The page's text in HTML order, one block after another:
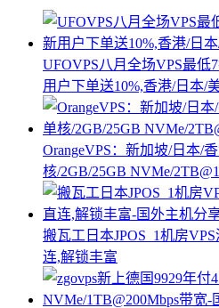
UFOVPS八月全场VPS最低
用户下单送10%,香港/日本/
OrangeVPS：新加坡/日本/
核/2GB/25GB NVMe/
搬瓦工日本JPOS_1机房
连,解锁丰富